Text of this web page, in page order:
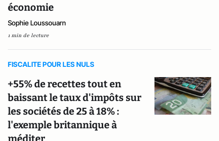
économie
Sophie Loussouarn
1 min de lecture
FISCALITE POUR LES NULS
+55% de recettes tout en
baissant le taux d'impôts sur
les sociétés de 25 à 18% :
l'exemple britannique à
méditer